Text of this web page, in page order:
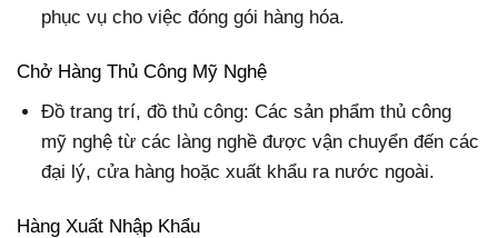
phục vụ cho việc đóng gói hàng hóa.
Chở Hàng Thủ Công Mỹ Nghệ
Đồ trang trí, đồ thủ công: Các sản phẩm thủ công
mỹ nghệ từ các làng nghề được vận chuyển đến các
đại lý, cửa hàng hoặc xuất khẩu ra nước ngoài.
Hàng Xuất Nhập Khẩu